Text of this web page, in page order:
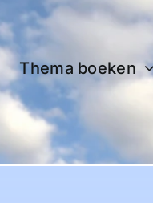
Thema boeken